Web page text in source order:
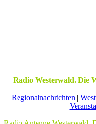
Radio Westerwald. Die
Regionalnachrichten |